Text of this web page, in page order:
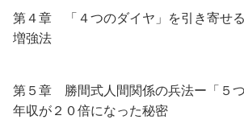
第４章 「４つのダイヤ」を引き寄せ
増強法
第５章 勝間式人間関係の兵法ー「５
年収が２０倍になった秘密